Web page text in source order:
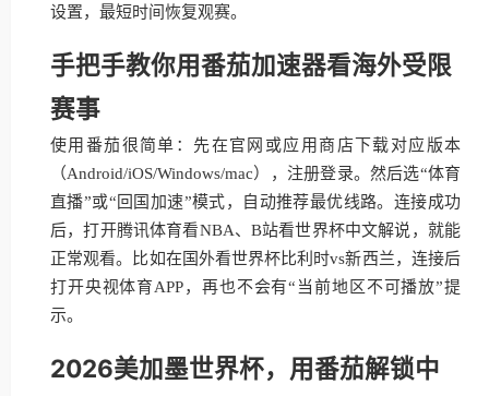
设置，最短时间恢复观赛。
手把手教你用番茄加速器看海外受限
赛事
使用番茄很简单：先在官网或应用商店下载对应版本
（Android/iOS/Windows/mac），注册登录。然后选“体育
直播”或“回国加速”模式，自动推荐最优线路。连接成功
后，打开腾讯体育看NBA、B站看世界杯中文解说，就能
正常观看。比如在国外看世界杯比利时vs新西兰，连接后
打开央视体育APP，再也不会有“当前地区不可播放”提
示。
2026美加墨世界杯，用番茄解锁中